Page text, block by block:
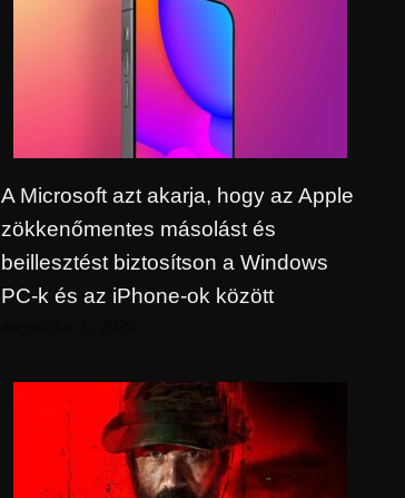
A Microsoft azt akarja, hogy az Apple
zökkenőmentes másolást és
beillesztést biztosítson a Windows
PC-k és az iPhone-ok között